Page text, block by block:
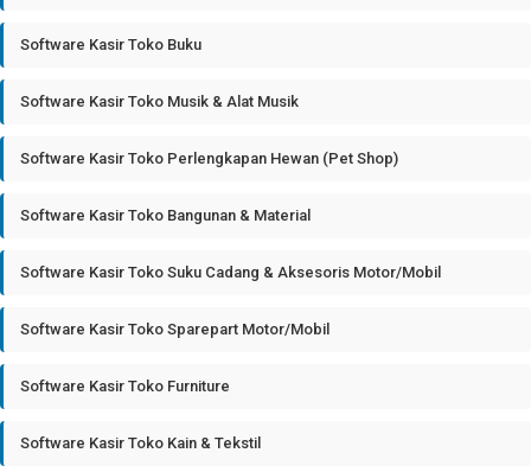
Software Kasir Toko Buku
Software Kasir Toko Musik & Alat Musik
Software Kasir Toko Perlengkapan Hewan (Pet Shop)
Software Kasir Toko Bangunan & Material
Software Kasir Toko Suku Cadang & Aksesoris Motor/Mobil
Software Kasir Toko Sparepart Motor/Mobil
Software Kasir Toko Furniture
Software Kasir Toko Kain & Tekstil